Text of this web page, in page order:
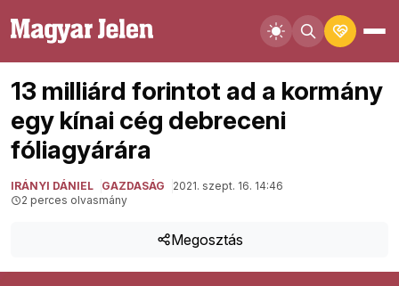
13 milliárd forintot ad a kormány
egy kínai cég debreceni
fóliagyárára
IRÁNYI DÁNIEL GAZDASÁG
2021. szept. 16. 14:46
2 perces olvasmány
Megosztás